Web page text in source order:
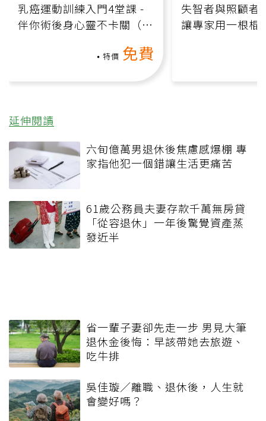
乳癌運動訓練入門4堂課 -
伴你術後身心靈不卡關（線
特價 免費
失智者與照顧者
讓專家用一根棍
延伸閱讀
六旬億萬男退休後焦慮感爆棚 專
家指他犯一個錯讓生活更痛苦
61歲公務員夫妻存款千萬無房貸
「從容退休」一年後驚覺資產蒸
發近半
省一輩子妻卻先走一步 男見大筆
退休金後悔：早該帶她去旅遊、
吃牛排
吳佳璇／離職、退休後，人生就
會變好嗎？